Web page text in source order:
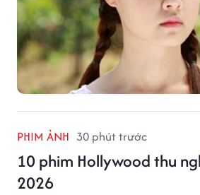
PHIM ẢNH 30 phút trước
10 phim Hollywood thu
2026